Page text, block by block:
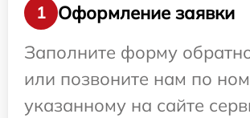
1
Оформление заявки
Заполните форму
или позвоните нам по
указанному на сайте